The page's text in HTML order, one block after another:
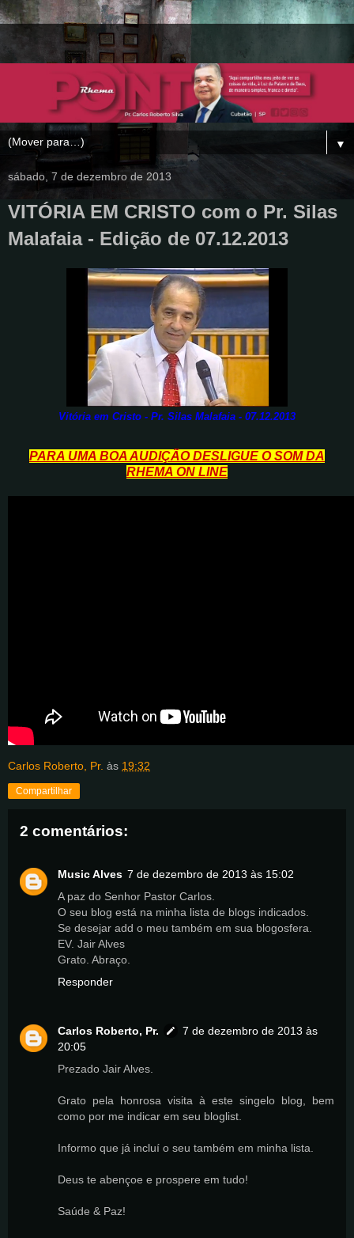
▼
sábado, 7 de dezembro de 2013
VITÓRIA EM CRISTO com o Pr. Silas
Malafaia - Edição de 07.12.2013
Vitória em Cristo - Pr. Silas Malafaia - 07.12.2013
PARA UMA BOA AUDIÇÃO DESLIGUE O SOM DA
RHEMA ON LINE
Carlos Roberto, Pr. às 19:32
Compartilhar
2 comentários:
Music Alves 7 de dezembro de 2013 às 15:02
A paz do Senhor Pastor Carlos.
O seu blog está na minha lista de blogs indicados.
Se desejar add o meu também em sua blogosfera.
EV. Jair Alves
Grato. Abraço.
Responder
Carlos Roberto, Pr.
7 de dezembro de 2013 às
20:05
Prezado Jair Alves.
Grato pela honrosa visita à este singelo blog, bem
como por me indicar em seu bloglist.
Informo que já incluí o seu também em minha lista.
Deus te abençoe e prospere em tudo!
Saúde & Paz!